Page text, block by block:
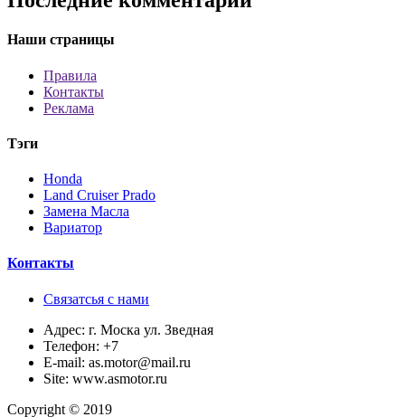
Наши страницы
Правила
Контакты
Реклама
Тэги
Honda
Land Cruiser Prado
Замена Масла
Вариатор
Контакты
Связатсья с нами
Адрес: г. Моска ул. Зведная
Телефон: +7
E-mail: as.motor@mail.ru
Site: www.asmotor.ru
Copyright © 2019